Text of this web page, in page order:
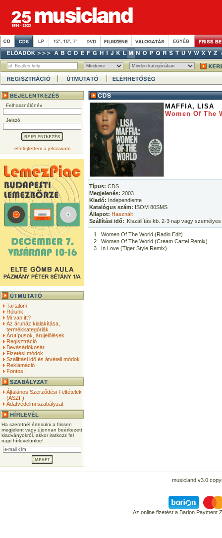
Felhasználónév
Jelszó
elfelejtettem a jelszavam
Tartalom
Rólunk
Mi van itt?
Az áruház kialakítása,
termékkategóriák
Árutípusok, árujelölések
Regisztráció
Bevásárlókosár
Fizetési módok
Szállítási idő és átvételi módok
Reklamáció
Fontos!
Általános Szerződési Feltételek
(ÁSZF)
Adatvédelmi szabályzat
Ha szeretnél értesülni a frissen
megjelent vagy újonnan beérkezett
kiadványokról, akkor iratkozz fel
napi hírlevelünkre!
MAFFIA, LISA
Women Of The
Típus: CDS
Megjelenés: 2003
Kiadó: Independiente
Katalógus szám: ISOM 80SMS
Állapot: Használt
Szállítási idő: Kiszállítás kb. 2-3 nap vagy
1
Women Of The World (Radio Edit)
2
Women Of The World (Cream Cartel Remix)
3
In Love (Tiger Style Remix)
musicland v3.0
Az online fizetést a Barion Payment